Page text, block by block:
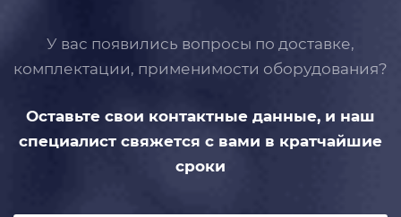
У вас появились вопросы по доставке,
комплектации, применимости оборудования?
Оставьте свои контактные данные, и наш
специалист свяжется с вами в кратчайшие
сроки